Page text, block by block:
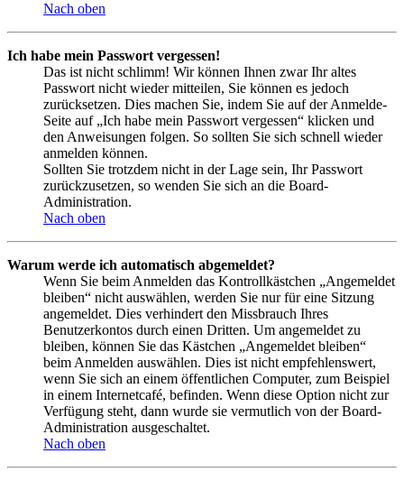
Nach oben
Ich habe mein Passwort vergessen!
Das ist nicht schlimm! Wir können Ihnen zwar Ihr altes
Passwort nicht wieder mitteilen, Sie können es jedoch
zurücksetzen. Dies machen Sie, indem Sie auf der Anmelde-
Seite auf „Ich habe mein Passwort vergessen“ klicken und
den Anweisungen folgen. So sollten Sie sich schnell wieder
anmelden können.
Sollten Sie trotzdem nicht in der Lage sein, Ihr Passwort
zurückzusetzen, so wenden Sie sich an die Board-
Administration.
Nach oben
Warum werde ich automatisch abgemeldet?
Wenn Sie beim Anmelden das Kontrollkästchen „Angemeldet
bleiben“ nicht auswählen, werden Sie nur für eine Sitzung
angemeldet. Dies verhindert den Missbrauch Ihres
Benutzerkontos durch einen Dritten. Um angemeldet zu
bleiben, können Sie das Kästchen „Angemeldet bleiben“
beim Anmelden auswählen. Dies ist nicht empfehlenswert,
wenn Sie sich an einem öffentlichen Computer, zum Beispiel
in einem Internetcafé, befinden. Wenn diese Option nicht zur
Verfügung steht, dann wurde sie vermutlich von der Board-
Administration ausgeschaltet.
Nach oben